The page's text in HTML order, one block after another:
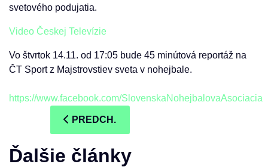
svetového podujatia.
Video Českej Televízie
Vo štvrtok 14.11. od 17:05 bude 45 minútová reportáž na
ČT Sport z Majstrovstiev sveta v nohejbale.
https://www.facebook.com/SlovenskaNohejbalovaAsociacia
PREDCHÁDZAJÚCI ČLÁNOK: VIDEO
PREDCH.
Ďalšie články